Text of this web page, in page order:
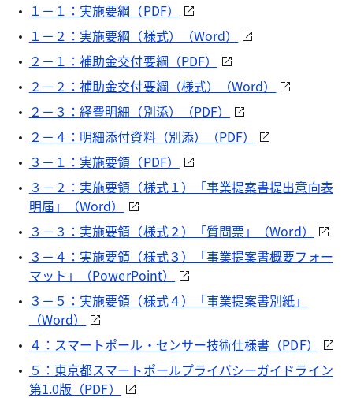
１－１：実施要綱（PDF）
１－２：実施要綱（様式）（Word）
２－１：補助金交付要綱（PDF）
２－２：補助金交付要綱（様式）（Word）
２－３：経費明細（別添）（PDF）
２－４：明細添付資料（別添）（PDF）
３－１：実施要領（PDF）
３－２：実施要領（様式１）「事業提案書提出意向表
明届」（Word）
３－３：実施要領（様式２）「質問票」（Word）
３－４：実施要領（様式３）「事業提案書概要フォー
マット」（PowerPoint）
３－５：実施要領（様式４）「事業提案書別紙」
（Word）
４：スマートポール・センサー技術仕様書（PDF）
５：東京都スマートポールプライバシーガイドライン
第1.0版（PDF）